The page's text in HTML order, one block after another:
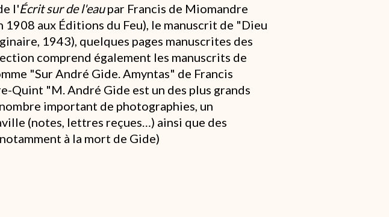
l'Écrit sur de l'eaupar Francis de Miomandre
aux Éditions du Feu), le manuscrit de "Dieu
1943), quelques pages manuscrites des
comprend également les manuscrits de
"Sur André Gide. Amyntas" de Francis
Quint "M. André Gide est un des plus grands
important de photographies, un
(notes, lettres reçues…) ainsi que des
à la mort de Gide)